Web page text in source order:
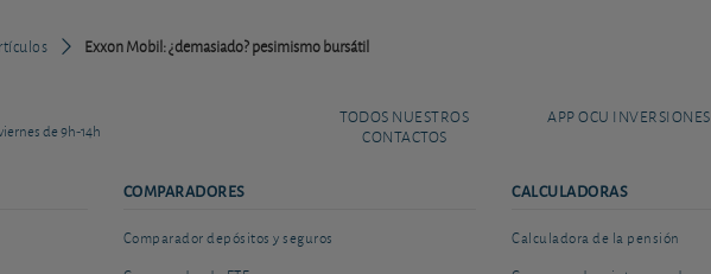
Exxon Mobil: ¿demasiado? pesimismo bursátil
de 9h-14h
TODOS NUESTROS
CONTACTOS
APP OCU INVERSIONES
COMPARADORES
Comparador depósitos y seguros
CALCULADORAS
Calculadora de la pensión